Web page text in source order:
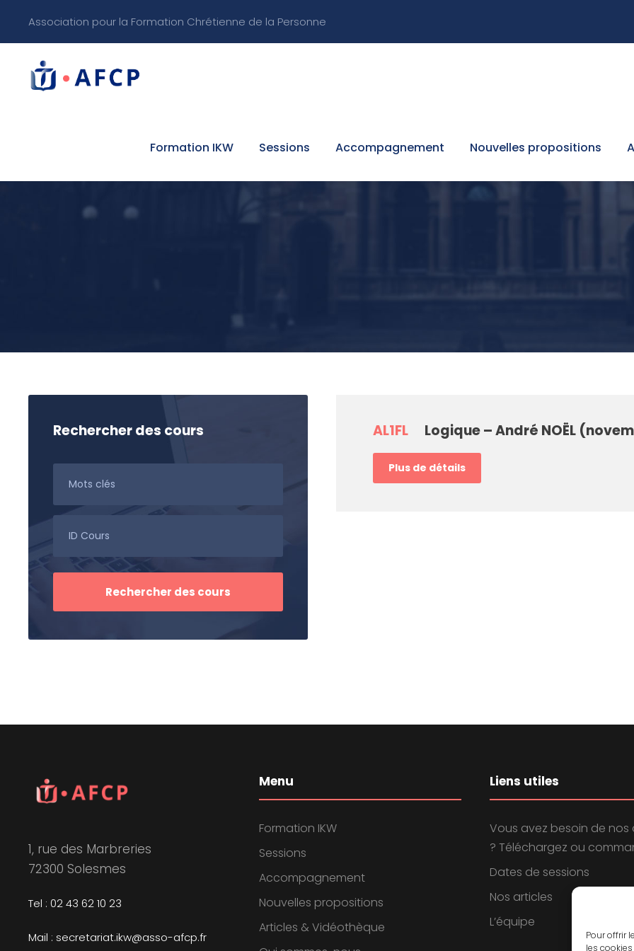
Pour offrir
les
Association pour la Formation Chrétienne de la Personne
Formation IKW Sessions Accompagnement Nouvelles propositions
AL1FL Logique – André NOËL
Plus de détails
Rechercher des cours
1, rue des Marbreries
72300 Solesmes
Tel : 02 43 62 10 23
Mail : secretariat.ikw@asso-afcp.fr
Menu
Formation IKW
Sessions
Accompagnement
Nouvelles propositions
Articles & Vidéothèque
Liens utiles
Vous avez besoin de nos
? Téléchargez ou
Dates de sessions
Nos articles
L’équipe